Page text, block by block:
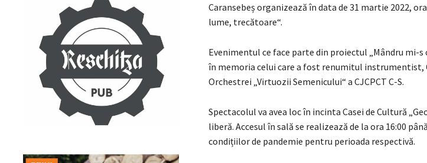
Caransebeș organizează în data de 31 martie 2022,
lume, trecătoare“.
Evenimentul ce face parte din proiectul „Mândru mi-
în memoria celui care a fost renumitul instrumentist,
Orchestrei „Virtuozii Semenicului“ a CJCPCT C-S.
Spectacolul va avea loc în incinta Casei de Cultură
liberă. Accesul în sală se realizează de la ora 16:00
condițiilor de pandemie pentru perioada respectivă.